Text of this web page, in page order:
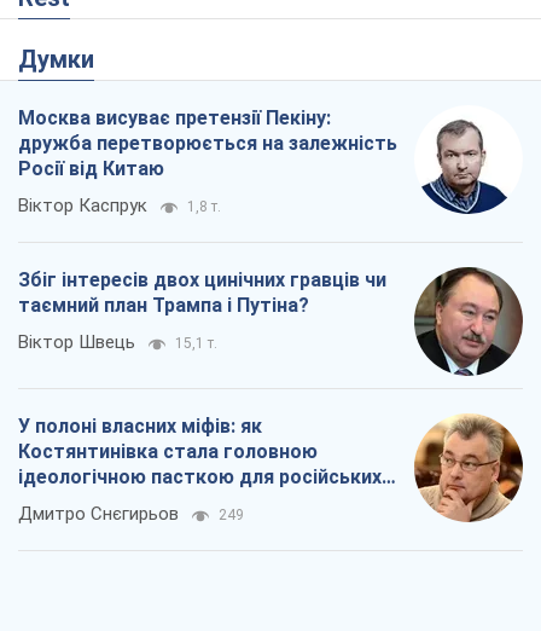
Думки
Москва висуває претензії Пекіну:
дружба перетворюється на залежність
Росії від Китаю
Віктор Каспрук 1,8 т.
Збіг інтересів двох цинічних гравців чи
таємний план Трампа і Путіна?
Віктор Швець 15,1 т.
У полоні власних міфів: як
Костянтинівка стала головною
ідеологічною пасткою для російських
окупантів
Дмитро Снєгирьов 249